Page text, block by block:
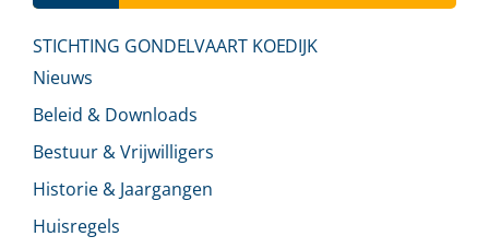
STICHTING GONDELVAART KOEDIJK
Nieuws
Beleid & Downloads
Bestuur & Vrijwilligers
Historie & Jaargangen
Huisregels